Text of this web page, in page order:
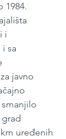
1984.
i
sa
javno
uređenih